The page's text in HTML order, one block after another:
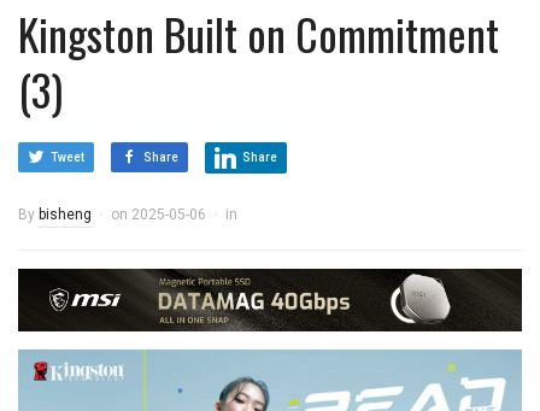
Kingston Built on Commitment
(3)
Tweet Share Share
By bisheng on 2025-05-06 in